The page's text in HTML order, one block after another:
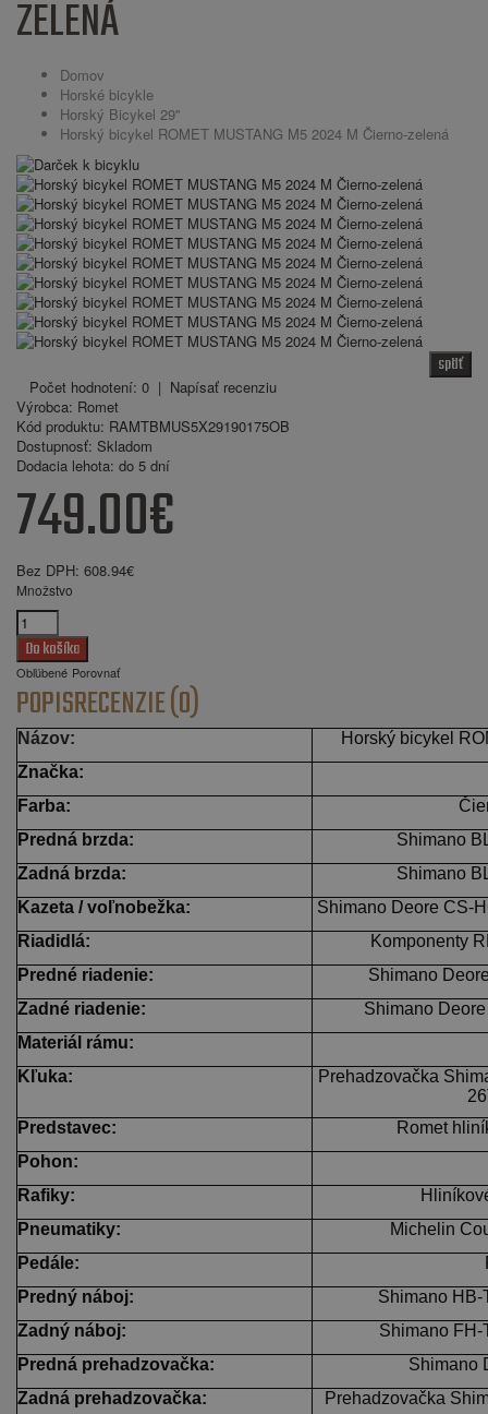
ZELENÁ
Domov
Horské bicykle
Horský Bicykel 29''
Horský bicykel ROMET MUSTANG M5 2024 M Čierno-zelená
späť
Počet hodnotení: 0 | Napísať recenziu
Výrobca: Romet
Kód produktu: RAMTBMUS5X29190175OB
Dostupnosť: Skladom
Dodacia lehota: do 5 dní
749.00€
Bez DPH: 608.94€
Množstvo
Obľúbené Porovnať
POPISRECENZIE (0)
Názov:
Horský bicykel
Značka:
Farba:
Predná brzda:
Shimano
Zadná brzda:
Shimano
Kazeta / voľnobežka:
Shimano Deore CS-
Riadidlá:
Komponenty
Predné riadenie:
Shimano
Zadné riadenie:
Shimano
Materiál rámu:
Kľuka:
Prehadzovačka
Predstavec:
Romet
Pohon:
Rafiky:
Pneumatiky:
Michelin
Pedále:
Predný náboj:
Shimano HB-
Zadný náboj:
Shimano FH-
Predná prehadzovačka:
Shimano
Zadná prehadzovačka:
Prehadzovačka